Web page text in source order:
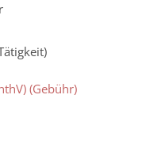
(Gebühr)